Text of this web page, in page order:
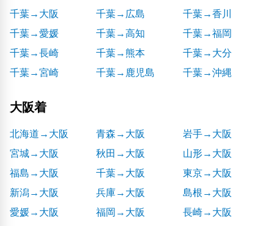
千葉→大阪
千葉→広島
千葉→香川
千葉→愛媛
千葉→高知
千葉→福岡
千葉→長崎
千葉→熊本
千葉→大分
千葉→宮崎
千葉→鹿児島 千葉→沖縄
大阪着
北海道→大阪 青森→大阪
岩手→大阪
宮城→大阪
秋田→大阪
山形→大阪
福島→大阪
千葉→大阪
東京→大阪
新潟→大阪
兵庫→大阪
島根→大阪
愛媛→大阪
福岡→大阪
長崎→大阪